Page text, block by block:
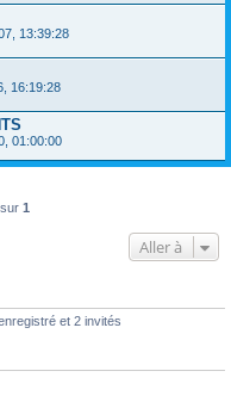
13:39:28
16:19:28
01:00:00
sur 1
Aller à
et 2 invités